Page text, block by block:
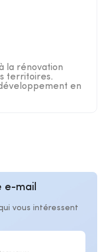
la rénovation
territoires.
en
e-mail
vous intéressent